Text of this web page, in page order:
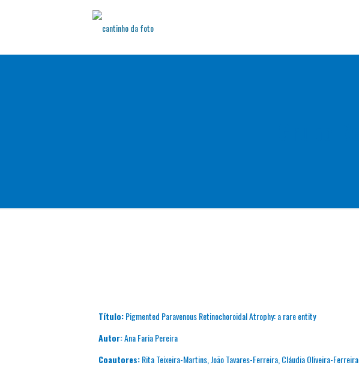
Título:Pigmented Paravenous Retinochoroidal Atrophy: a rare entity
Autor:Ana Faria Pereira
Coautores:Rita Teixeira-Martins, João Tavares-Ferreira, Cláudia Oliveira-Ferreira